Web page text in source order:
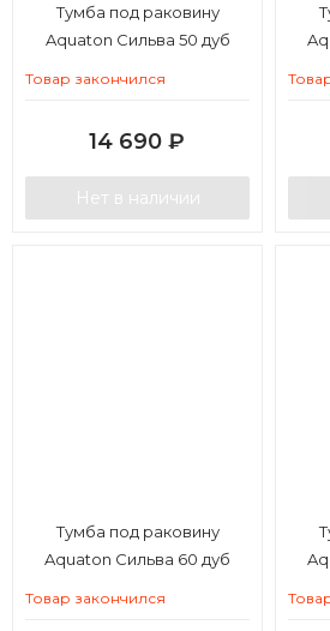
Тумба под раковину
Aquaton Сильва 50 дуб
Товар закончился
14 690 ₽
Нет в наличии
Тумба под раковину
Aquaton Сильва 60 дуб
Товар закончился